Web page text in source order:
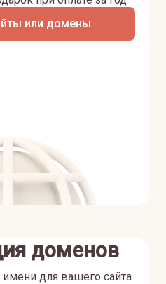
или домены
доменов
для вашего сайта